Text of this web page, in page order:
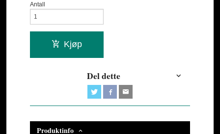
Antall
Kjøp
Del dette
Produktinfo